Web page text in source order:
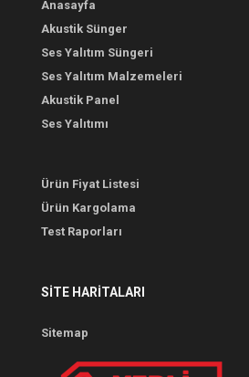
Anasayfa
Akustik Sünger
Ses Yalıtım Süngeri
Ses Yalıtım Malzemeleri
Akustik Panel
Ses Yalıtımı
Ürün Fiyat Listesi
Ürün Kargolama
Test Raporları
SITE HARITALARI
Sitemap